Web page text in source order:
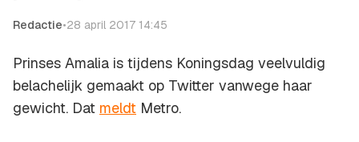
Redactie•28 april 2017 14:45
Prinses Amalia is tijdens Koningsdag veelvuldig
belachelijk gemaakt op Twitter vanwege haar
gewicht. Dat meldt Metro.